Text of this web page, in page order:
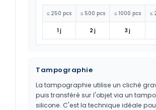
≤ 250 pcs ≤ 500 pcs ≤ 1000 pcs ≤
1 j 2 j 3 j
Tampographie
La tampographie utilise un cliché
puis transféré sur l'objet via un
silicone. C'est la technique idéale